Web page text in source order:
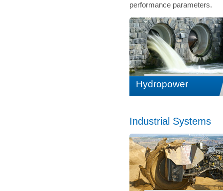
performance parameters.
Hydropower
Industrial Systems